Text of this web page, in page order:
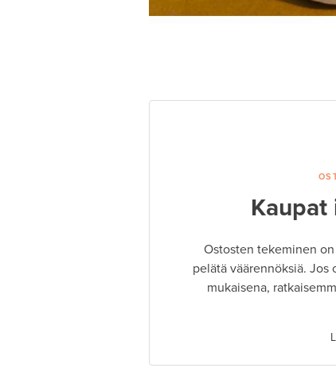
Kaupat
Ostosten tekeminen
pelätä väärennöksiä. Jos
mukaisena,